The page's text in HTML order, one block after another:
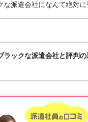
な派遣会社になんて絶対に
ラックな派遣会社と評判